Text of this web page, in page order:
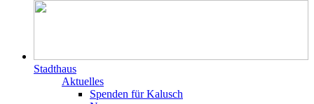
Stadthaus
Aktuelles
Spenden für Kalusch